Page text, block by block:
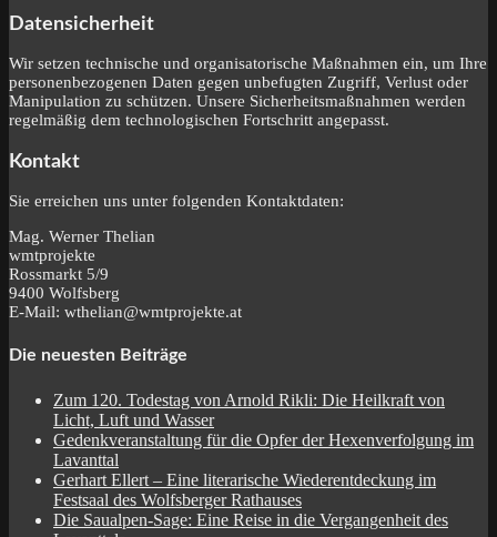
Datensicherheit
Wir setzen technische und organisatorische Maßnahmen ein, um Ihre
personenbezogenen Daten gegen unbefugten Zugriff, Verlust oder
Manipulation zu schützen. Unsere Sicherheitsmaßnahmen werden
regelmäßig dem technologischen Fortschritt angepasst.
Kontakt
Sie erreichen uns unter folgenden Kontaktdaten:
Mag. Werner Thelian
wmtprojekte
Rossmarkt 5/9
9400 Wolfsberg
E-Mail: wthelian@wmtprojekte.at
Die neuesten Beiträge
Zum 120. Todestag von Arnold Rikli: Die Heilkraft von
Licht, Luft und Wasser
Gedenkveranstaltung für die Opfer der Hexenverfolgung im
Lavanttal
Gerhart Ellert – Eine literarische Wiederentdeckung im
Festsaal des Wolfsberger Rathauses
Die Saualpen-Sage: Eine Reise in die Vergangenheit des